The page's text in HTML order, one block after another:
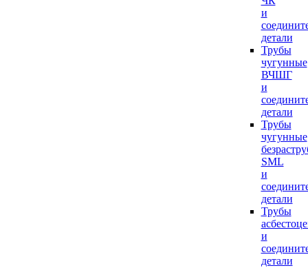
и
детали
Трубы
чугунные
ВЧШГ
и
детали
Трубы
чугунные
SML
и
детали
Трубы
и
детали